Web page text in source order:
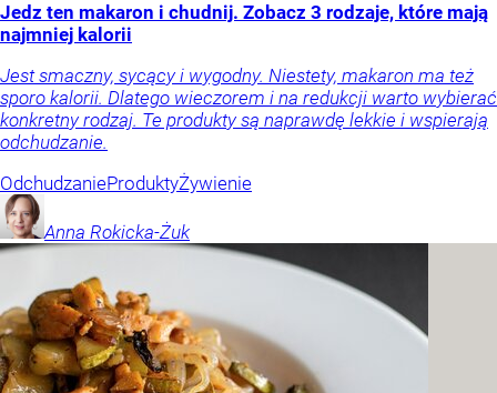
Jedz ten makaron i chudnij. Zobacz 3 rodzaje, które mają
najmniej kalorii
Jest smaczny, sycący i wygodny. Niestety, makaron ma też
sporo kalorii. Dlatego wieczorem i na redukcji warto wybierać
konkretny rodzaj. Te produkty są naprawdę lekkie i wspierają
odchudzanie.
OdchudzanieProduktyŻywienie
Anna Rokicka-Żuk